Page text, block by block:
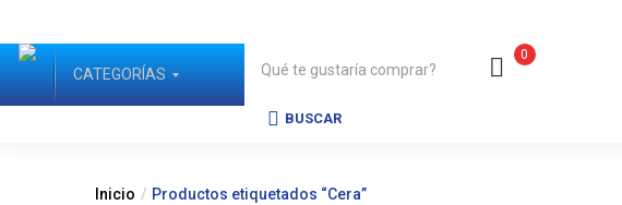
CATEGORÍAS
BUSCAR
0
Inicio Productos etiquetados “Cera”